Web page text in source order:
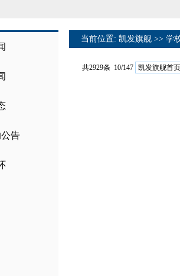
告
当前位置: 凯发旗舰 >> 学
共2929条 10/147 凯发旗舰首页